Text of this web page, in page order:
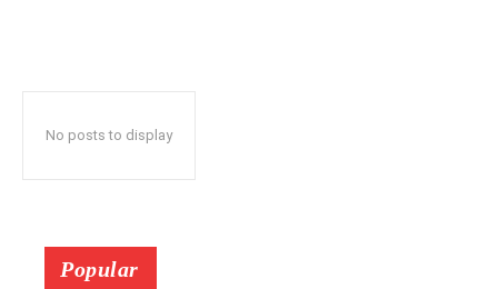
No posts to display
Popular